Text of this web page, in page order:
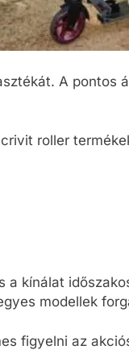
A pontos
roller
a kínálat
modellek
figyelni az